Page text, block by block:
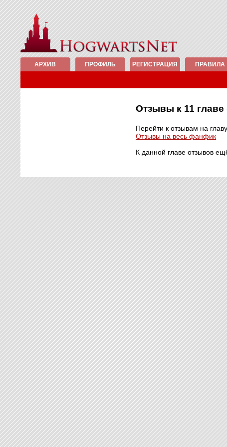
АРХИВ ПРОФИЛЬ РЕГИСТРАЦИЯ ПРАВИЛА
Отзывы к 11
Перейти к отзывам на
Отзывы на весь фанфик
К данной главе отзывов